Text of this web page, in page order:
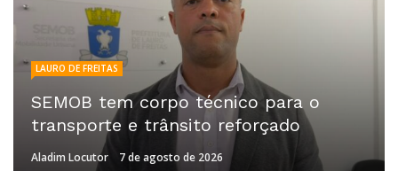
LAURO DE FREITAS
SEMOB tem corpo técnico para o
transporte e trânsito reforçado
Aladim Locutor 7 de agosto de 2026